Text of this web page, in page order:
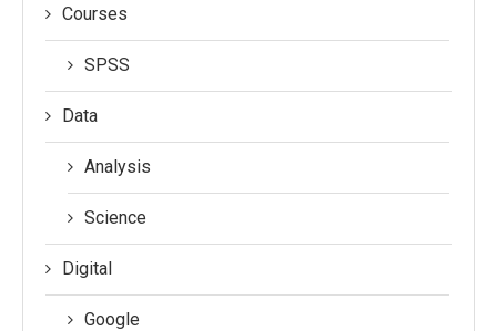
Courses
SPSS
Data
Analysis
Science
Digital
Google